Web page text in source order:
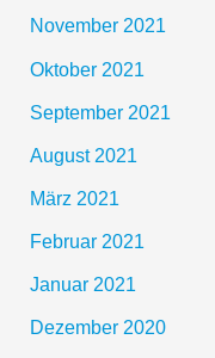
November 2021
Oktober 2021
September 2021
August 2021
März 2021
Februar 2021
Januar 2021
Dezember 2020